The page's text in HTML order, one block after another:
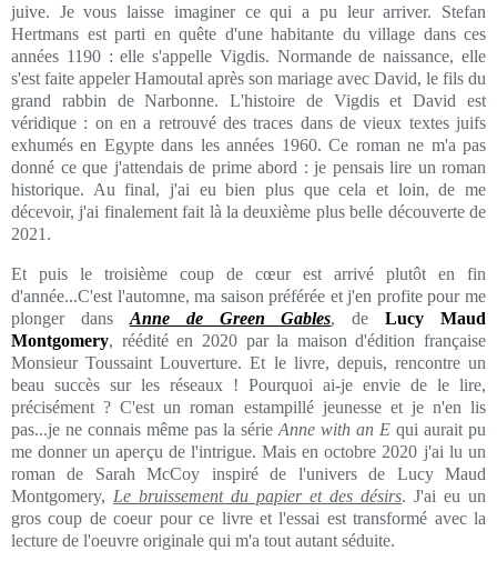
juive. Je vous laisse imaginer ce qui a pu leur arriver. Stefan
Hertmans est parti en quête d'une habitante du village dans ces
années 1190 : elle s'appelle Vigdis. Normande de naissance, elle
s'est faite appeler Hamoutal après son mariage avec David, le fils du
grand rabbin de Narbonne. L'histoire de Vigdis et David est
véridique : on en a retrouvé des traces dans de vieux textes juifs
exhumés en Egypte dans les années 1960. Ce roman ne m'a pas
donné ce que j'attendais de prime abord : je pensais lire un roman
historique. Au final, j'ai eu bien plus que cela et loin, de me
décevoir, j'ai finalement fait là la deuxième plus belle découverte de
2021.
Et puis le troisième coup de cœur est arrivé plutôt en fin
d'année...C'est l'automne, ma saison préférée et j'en profite pour me
plonger dans Anne de Green Gables, deLucy Maud
Montgomery, réédité en 2020 par la maison d'édition française
Monsieur Toussaint Louverture. Et le livre, depuis, rencontre un
beau succès sur les réseaux ! Pourquoi ai-je envie de le lire,
précisément ? C'est un roman estampillé jeunesse et je n'en lis
pas...je ne connais même pas la série Anne with an E qui aurait pu
me donner un aperçu de l'intrigue. Mais en octobre 2020 j'ai lu un
roman de Sarah McCoy inspiré de l'univers de Lucy Maud
Montgomery, Le bruissement du papier et des désirs. J'ai eu un
gros coup de coeur pour ce livre et l'essai est transformé avec la
lecture de l'oeuvre originale qui m'a tout autant séduite.